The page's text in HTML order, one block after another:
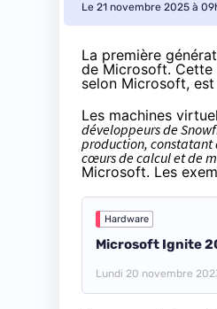
Le 21 novembre 2025 à
La première
de Microsoft. Cette
selon Microsoft,
Les machines
développeurs de
production, constatant
cœurs de calcul et de
Microsoft. Les
Hardware
Microsoft Ignite
Lundi 20 novembre